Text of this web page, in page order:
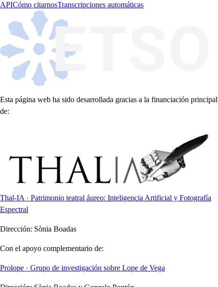
APICómo citarnosTranscripciones automáticas
Esta página web ha sido desarrollada gracias a la financiación principal
de:
Thal-IA · Patrimonio teatral áureo: Inteligencia Artificial y Fotografía
Espectral
Dirección: Sònia Boadas
Con el apoyo complementario de:
Prolope · Grupo de investigación sobre Lope de Vega